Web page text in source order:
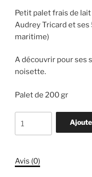
Petit palet frais de
Audrey Tricard et ses
maritime)
A découvrir pour ses
noisette.
Palet de 200 gr
de
Brebis
Avis (0)